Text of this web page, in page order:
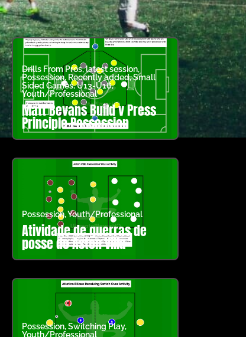
Drills From Pros,latest session,
Possession, Recently added,Small
Sided Games,U13-U16,
Youth/Professional
Matt Bevans Build v Press
Principle Possession
Possession,Youth/Professional
Atividade de guerras de
posse do Aston Villa
Possession,Switching Play,
Youth/Professional